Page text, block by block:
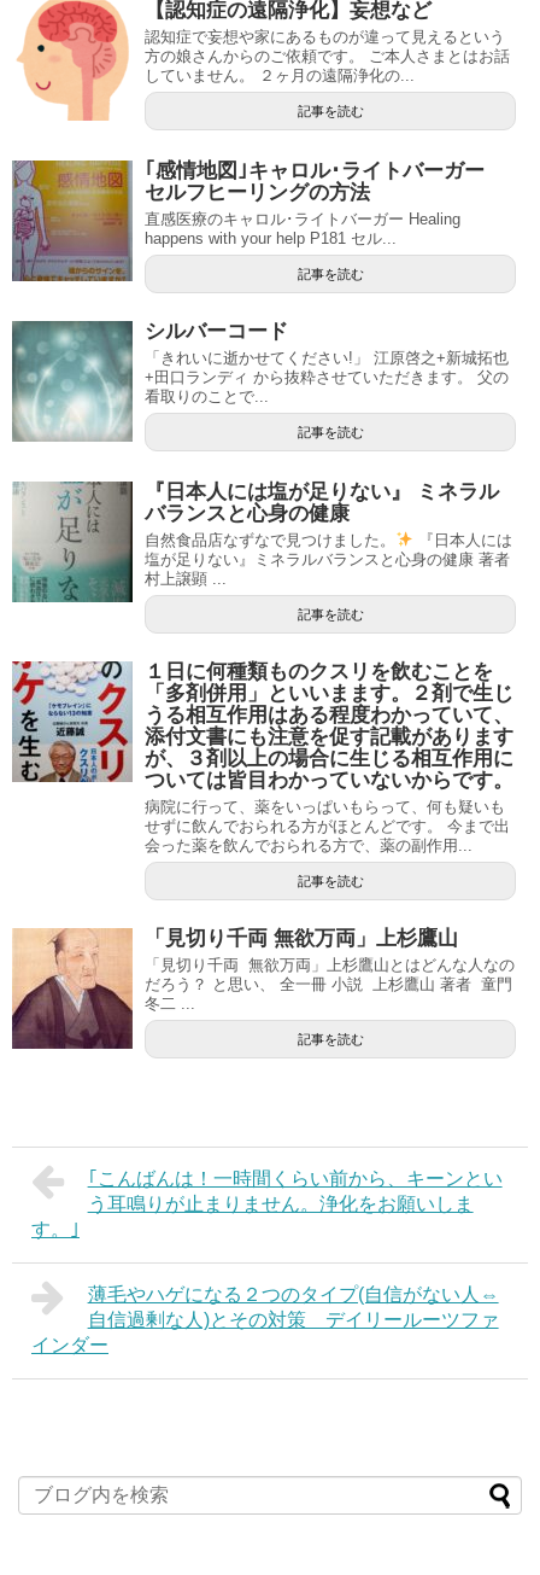
【認知症の遠隔浄化】妄想など
認知症で妄想や家にあるものが違って見えるという
方の娘さんからのご依頼です。 ご本人さまとはお話
していません。 ２ヶ月の遠隔浄化の...
記事を読む
｢感情地図｣キャロル･ライトバーガー
セルフヒーリングの方法
直感医療のキャロル･ライトバーガー Healing
happens with your help P181 セル...
記事を読む
シルバーコード
「きれいに逝かせてください!」 江原啓之+新城拓也
+田口ランディ から抜粋させていただきます。 父の
看取りのことで...
記事を読む
『日本人には塩が足りない』 ミネラル
バランスと心身の健康
自然食品店なずなで見つけました。
『日本人には
塩が足りない』ミネラルバランスと心身の健康 著者
村上譲顕 ...
記事を読む
１日に何種類ものクスリを飲むことを
「多剤併用」といいまます。２剤で生じ
うる相互作用はある程度わかっていて、
添付文書にも注意を促す記載があります
が、３剤以上の場合に生じる相互作用に
ついては皆目わかっていないからです。
病院に行って、薬をいっぱいもらって、何も疑いも
せずに飲んでおられる方がほとんどです。 今まで出
会った薬を飲んでおられる方で、薬の副作用...
記事を読む
「見切り千両 無欲万両」上杉鷹山
「見切り千両 無欲万両」上杉鷹山とはどんな人なの
だろう？ と思い、 全一冊 小説 上杉鷹山 著者 童門
冬二 ...
記事を読む
｢こんばんは！一時間くらい前から、キーンとい
う耳鳴りが止まりません。浄化をお願いしま
す。｣
薄毛やハゲになる２つのタイプ(自信がない人⇔
自信過剰な人)とその対策 デイリールーツファ
インダー